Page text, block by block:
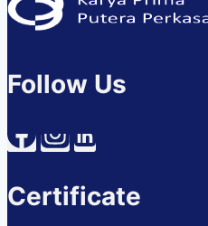
Follow Us
Certificate